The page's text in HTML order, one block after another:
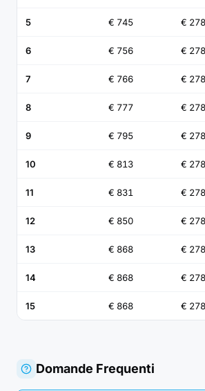
5 € 745 € 278
6 € 756 € 278
7 € 766 € 278
8 € 777 € 278
9 € 795 € 278
10 € 813 € 278
11 € 831 € 278
12 € 850 € 278
13 € 868 € 278
14 € 868 € 278
15 € 868 € 278
Domande Frequenti